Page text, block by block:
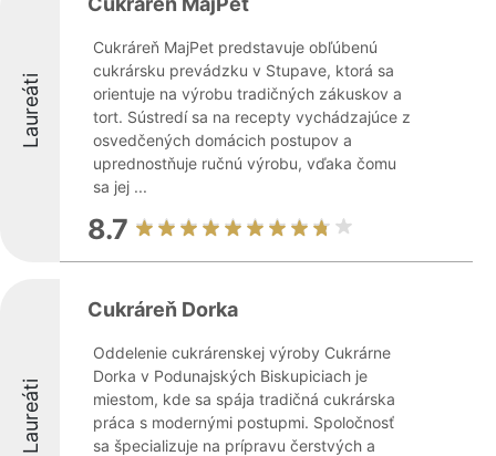
Laureáti
Cukráreň MajPet predstavuje obľúbenú
cukrársku prevádzku v Stupave, ktorá sa
orientuje na výrobu tradičných zákuskov a
tort. Sústredí sa na recepty vychádzajúce z
osvedčených domácich postupov a
uprednostňuje ručnú výrobu, vďaka čomu
sa jej ...
8.7
Laureáti
Cukráreň Dorka
Oddelenie cukrárenskej výroby Cukrárne
Dorka v Podunajských Biskupiciach je
miestom, kde sa spája tradičná cukrárska
práca s modernými postupmi. Spoločnosť
sa špecializuje na prípravu čerstvých a